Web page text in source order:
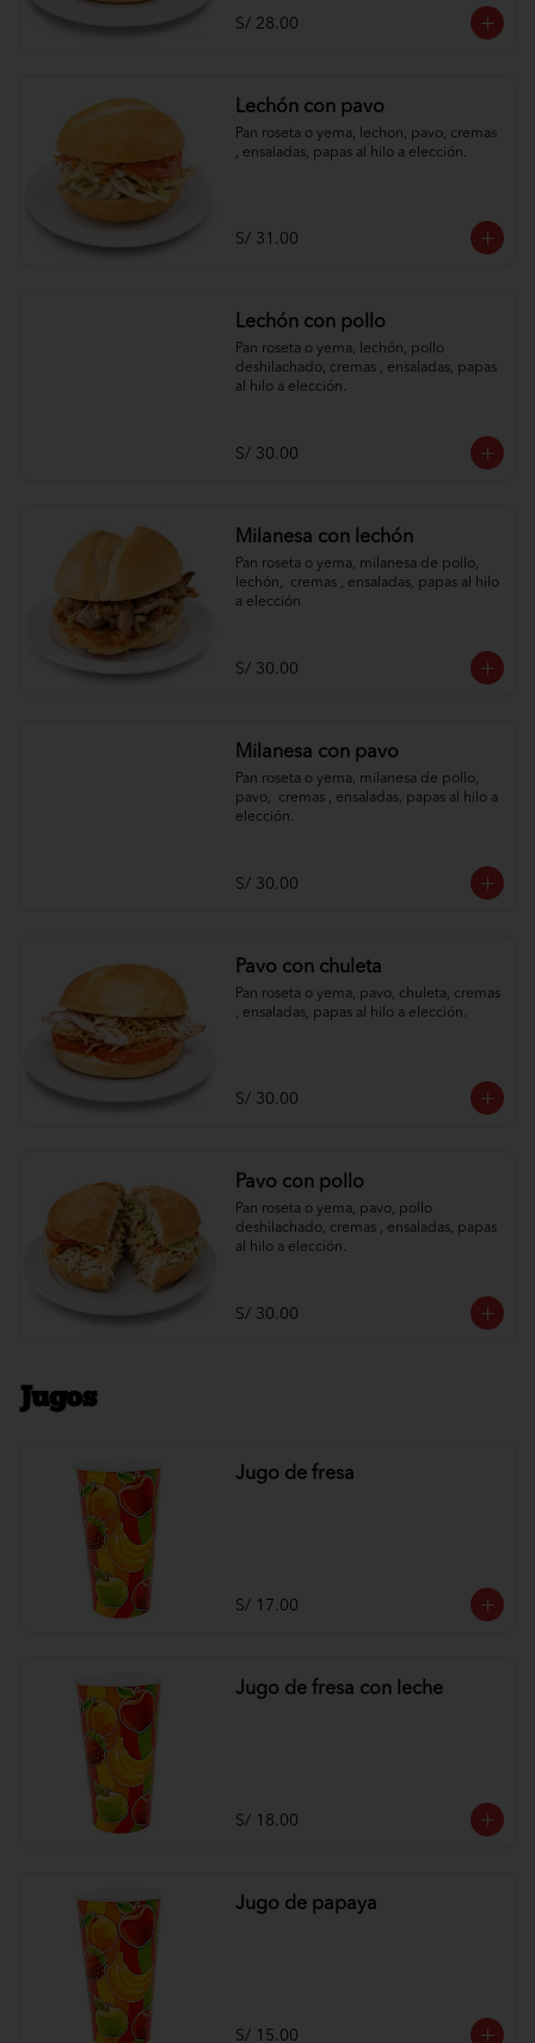
S/ 28.00
Lechón con pavo
Pan roseta o yema, lechon, pavo, cremas
, ensaladas, papas al hilo a elección.
S/ 31.00
Lechón con pollo
Pan roseta o yema, lechón, pollo
deshilachado, cremas , ensaladas, papas
al hilo a elección.
S/ 30.00
Milanesa con lechón
Pan roseta o yema, milanesa de pollo,
lechón,  cremas , ensaladas, papas al hilo
a elección
S/ 30.00
Milanesa con pavo
Pan roseta o yema, milanesa de pollo,
pavo,  cremas , ensaladas, papas al hilo a
elección.
S/ 30.00
Pavo con chuleta
Pan roseta o yema, pavo, chuleta, cremas
, ensaladas, papas al hilo a elección.
S/ 30.00
Pavo con pollo
Pan roseta o yema, pavo, pollo
deshilachado, cremas , ensaladas, papas
al hilo a elección.
S/ 30.00
Jugos
Jugo de fresa
S/ 17.00
Jugo de fresa con leche
S/ 18.00
Jugo de papaya
S/ 15.00